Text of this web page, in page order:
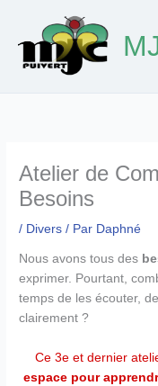
contenu
Atelier de
Besoins
/ Divers / Par Daphné
Nous avons tous des
exprimer. Pourtant,
temps de les écouter,
clairement ?
Ce 3e et dernier
espace pour